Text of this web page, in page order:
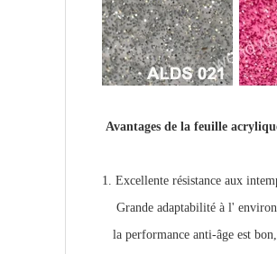
Avantages de la feuille
1. Excellente résistance aux
Grande adaptabilité à l'
la performance anti-âge est